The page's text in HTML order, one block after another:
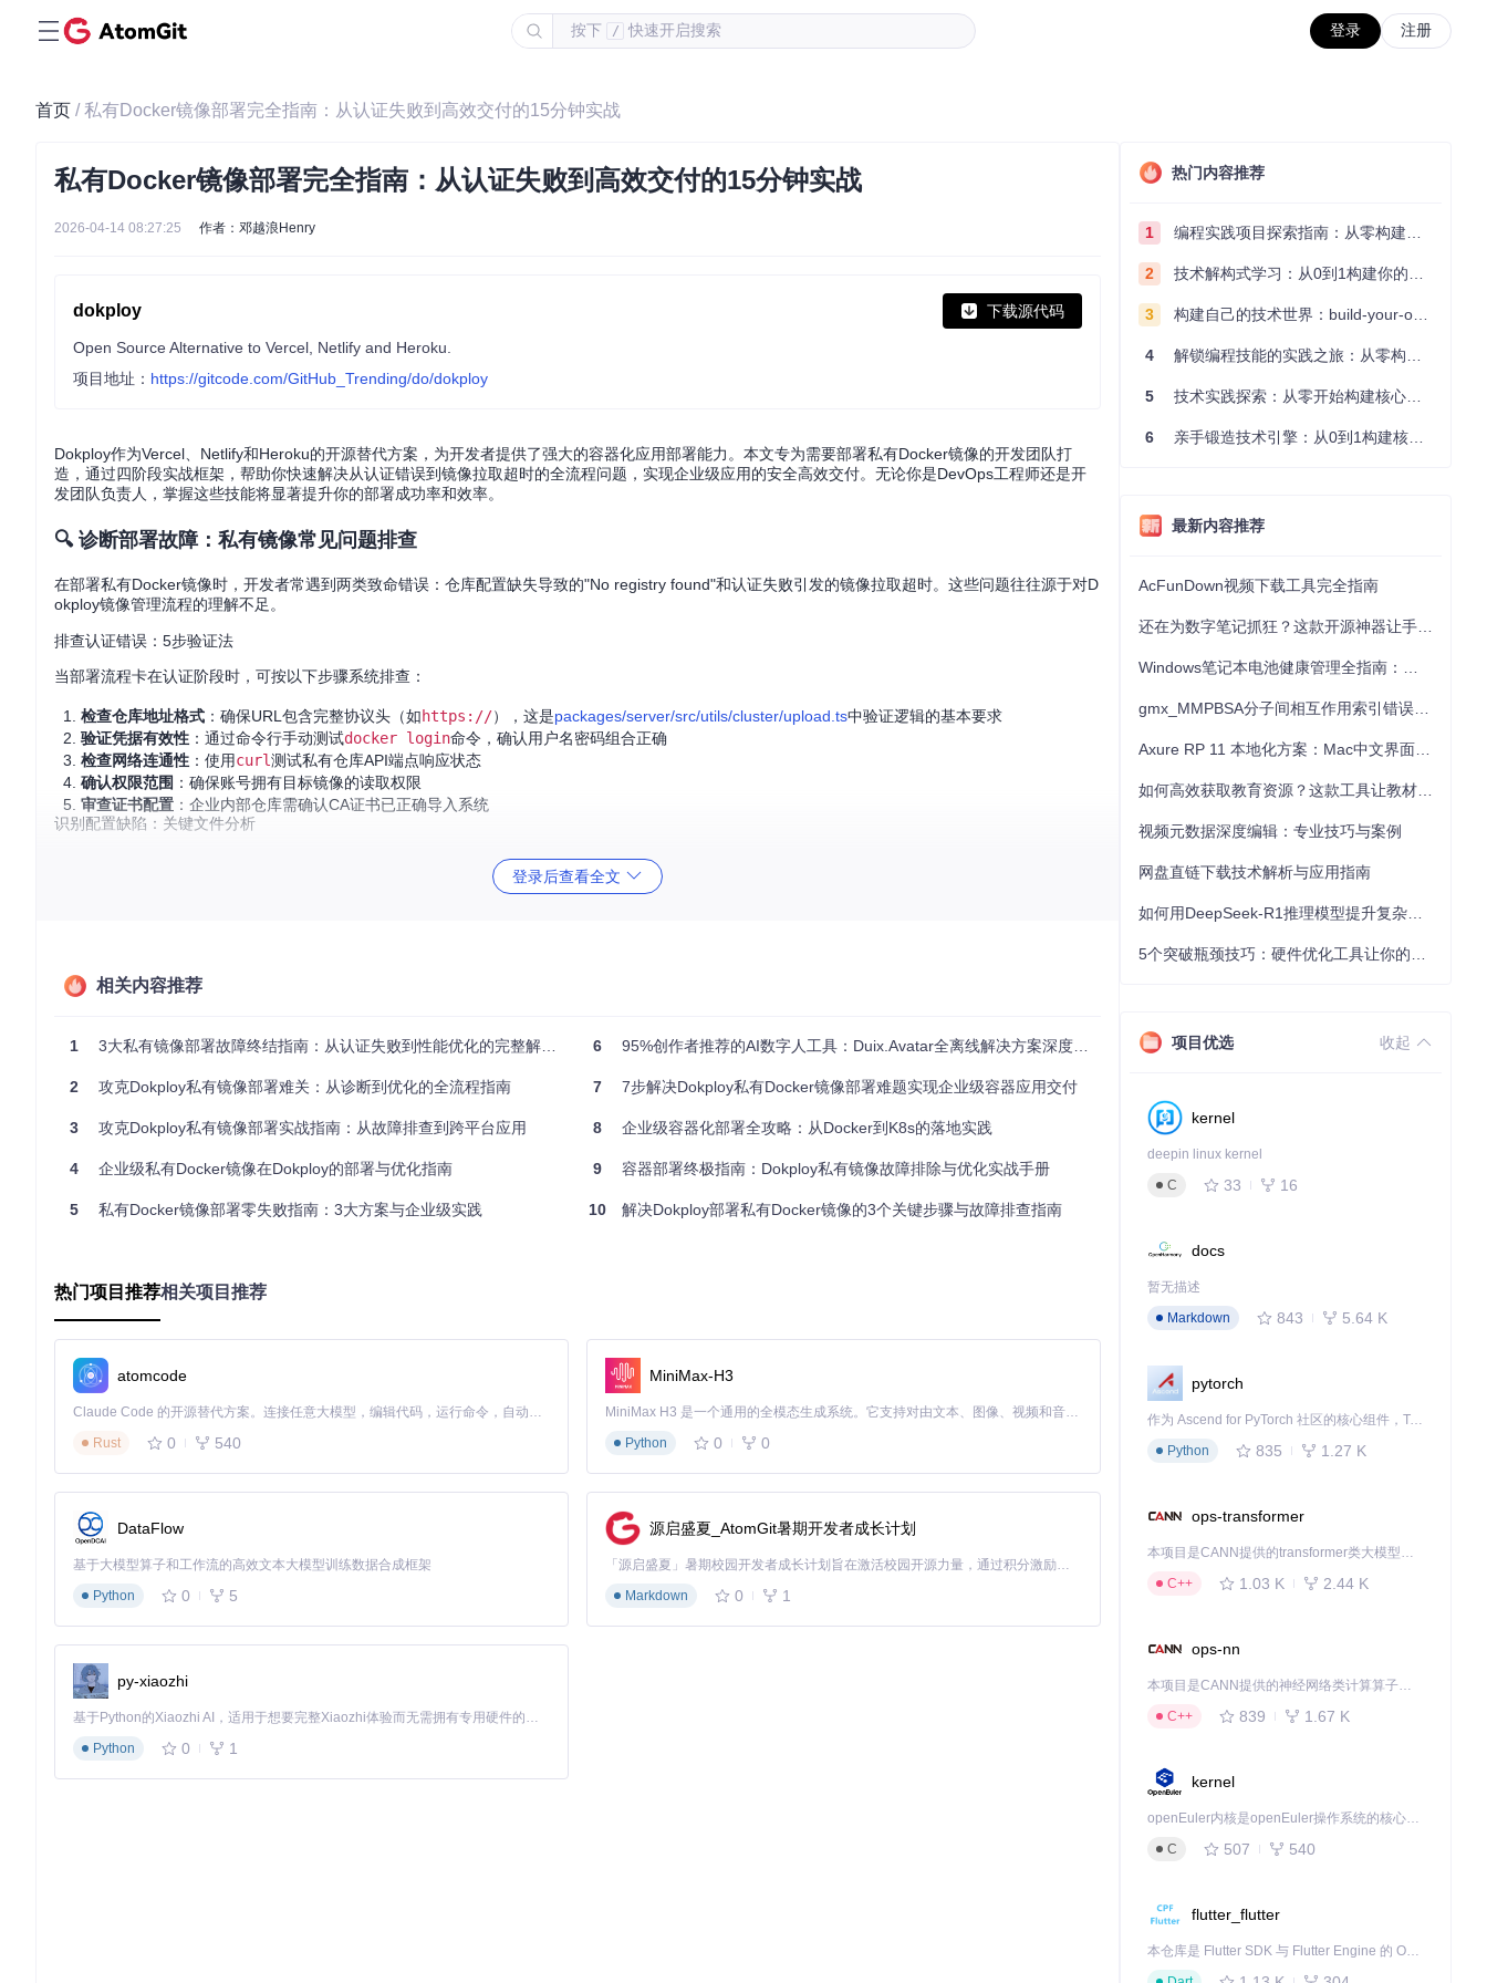
按下 / 快速开启搜索 登录 注册
首页 / 私有Docker镜像部署完全指南：从认证失败到高效交付的15分钟实战
私有Docker镜像部署完全指南：从认证失败到高效交付的15分钟实战
2026-04-14 08:27:25 作者：邓越浪Henry
dokploy 下载源代码
Open Source Alternative to Vercel, Netlify and Heroku.
项目地址： https://gitcode.com/GitHub_Trending/do/dokploy
Dokploy作为Vercel、Netlify和Heroku的开源替代方案，为开发者提供了强大的容器化应用部署能力。本文专为需要部署私有Docker镜像的开发团队打
造，通过四阶段实战框架，帮助你快速解决从认证错误到镜像拉取超时的全流程问题，实现企业级应用的安全高效交付。无论你是DevOps工程师还是开
发团队负责人，掌握这些技能将显著提升你的部署成功率和效率。
🔍 诊断部署故障：私有镜像常见问题排查
在部署私有Docker镜像时，开发者常遇到两类致命错误：仓库配置缺失导致的"No registry found"和认证失败引发的镜像拉取超时。这些问题往往源于对D
okploy镜像管理流程的理解不足。
排查认证错误：5步验证法
当部署流程卡在认证阶段时，可按以下步骤系统排查：
检查仓库地址格式 ：确保URL包含完整协议头（如https://），这是packages/server/src/utils/cluster/upload.ts中验证逻辑的基本要求
验证凭据有效性 ：通过命令行手动测试docker login命令，确认用户名密码组合正确
检查网络连通性 ：使用curl测试私有仓库API端点响应状态
确认权限范围 ：确保账号拥有目标镜像的读取权限
审查证书配置 ：企业内部仓库需确认CA证书已正确导入系统
识别配置缺陷：关键文件分析
中，核心验证代码如下：
这段代码揭示了系统查找仓库配置的优先级顺序，当所有配置项均缺失时将触发"No registry found"错误。
Dokploy项目控制台展示多服务管理界面，包含私有镜像部署状态监控功能
启用认证开关：在高级设置中开启私有仓库认证，填入凭据信息
为避免明文存储敏感信息，推荐使用环境变量管理仓库凭据：
在项目设置的"环境变量"选项卡添加：
REGISTRY_USERNAME ：私有仓库用户名
在部署配置中通过${REGISTRY_USERNAME}
📊 实施与验证：完整部署流程
在开始部署前，确认本地环境满足以下条件：
Docker引擎已安装并运行（版本20.10+）
网络可访问目标私有仓库
登录后查看全文
相关内容推荐
1 3大私有镜像部署故障终结指南：从认证失败到性能优化的完整解决方案
2 攻克Dokploy私有镜像部署难关：从诊断到优化的全流程指南
3 攻克Dokploy私有镜像部署实战指南：从故障排查到跨平台应用
4 企业级私有Docker镜像在Dokploy的部署与优化指南
5 私有Docker镜像部署零失败指南：3大方案与企业级实践
6 95%创作者推荐的AI数字人工具：Duix.Avatar全离线解决方案深度测评
7 7步解决Dokploy私有Docker镜像部署难题实现企业级容器应用交付
8 企业级容器化部署全攻略：从Docker到K8s的落地实践
9 容器部署终极指南：Dokploy私有镜像故障排除与优化实战手册
10 解决Dokploy部署私有Docker镜像的3个关键步骤与故障排查指南
热门项目推荐相关项目推荐
atomcode
Claude Code 的开源替代方案。连接任意大模型，编辑代码，运行命令，自动验证 — 全自动执行。用 Rust 构建，极致性能。 ｜ An open-source alternative to Claude Code. Connect any LLM, edit code, run commands, and verify changes — autonomously. Built in Rust for speed. Get Started
Rust
0 540
MiniMax-H3
MiniMax H3 是一个通用的全模态生成系统。它支持对由文本、图像、视频和音频组成的多模态上下文进行统一理解，并能生成分辨率高达 2K、时长可达 15 秒的带原生立体声音频的视频。得益于面向任务泛化的系统设计，H3 在预训练阶段就已具备广泛的多模态上下文理解与生成能力，能够出色地执行复杂的多模态指令。
Python
0 0
DataFlow
基于大模型算子和工作流的高效文本大模型训练数据合成框架
Python
0 5
源启盛夏_AtomGit暑期开发者成长计划
「源启盛夏」暑期校园开发者成长计划旨在激活校园开源力量，通过积分激励、认证扶持、资源倾斜等形式，引导高校组织和开发者完成「入驻 — 建项目 — 做贡献 — 获认证 — 得资源」的完整闭环。无论你是想带领社团入驻平台的组织者，还是希望用代码贡献证明自己的开发者，都能在这里找到属于你的成长路径。
Markdown
0 1
py-xiaozhi
基于Python的Xiaozhi AI，适用于想要完整Xiaozhi体验而无需拥有专用硬件的用户。
Python
0 1
热门内容推荐
1 编程实践项目探索指南：从零构建技术能力体系
2 技术解构式学习：从0到1构建你的编程知识体系
3 构建自己的技术世界：build-your-own-x项目的实践探索指南
4 解锁编程技能的实践之旅：从零构建你的技术世界
5 技术实践探索：从零开始构建核心系统的实践指南
6 亲手锻造技术引擎：从0到1构建核心系统的实践指南
最新内容推荐
AcFunDown视频下载工具完全指南
视频元数据深度编辑：专业技巧与案例
网盘直链下载技术解析与应用指南
项目优选 收起
kernel
deepin linux kernel
C
33 16
docs
暂无描述
Markdown
843 5.64 K
pytorch
作为 Ascend for PyTorch 社区的核心组件，TorchNPU 是昇腾专为 PyTorch 打造的深度学习适配插件，使 PyTorch 框架能够直接调用昇腾 NPU，为开发者提供昇腾 AI 处理器的超强算力。
Python
835 1.27 K
ops-transformer
本项目是CANN提供的transformer类大模型算子库，实现网络在NPU上加速计算。
C++
1.03 K 2.44 K
ops-nn
本项目是CANN提供的神经网络类计算算子库，实现网络在NPU上加速计算。
C++
839 1.67 K
kernel
openEuler内核是openEuler操作系统的核心，既是系统性能与稳定性的基石，也是连接处理器、设备与服务的桥梁。
C
507 540
flutter_flutter
本仓库是 Flutter SDK 与 Flutter Engine 的 OpenHarmony 适配版本，由 CPF-Flutter 团队维护。开发者可使用熟悉的 Flutter 技术栈开发 OpenHarmony 应用，3.35.7 及以后的适配版本可基于本仓库源码构建支持 OpenHarmony 的 Flutter Engine。